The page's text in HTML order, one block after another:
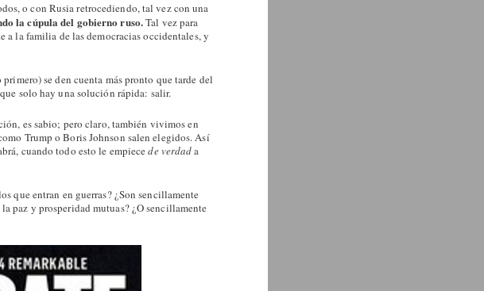
o con Rusia retrocediendo, tal vez con una
la cúpula del gobierno ruso.Tal vez para
la familia de las democracias occidentales, y
se den cuenta más pronto que tarde del
solo hay una solución rápida: salir.
es sabio; pero claro, también vivimos en
Trump o Boris Johnson salen elegidos. Así
cuando todo esto le empiecede verdada
que entran en guerras? ¿Son sencillamente
paz y prosperidad mutuas? ¿O sencillamente